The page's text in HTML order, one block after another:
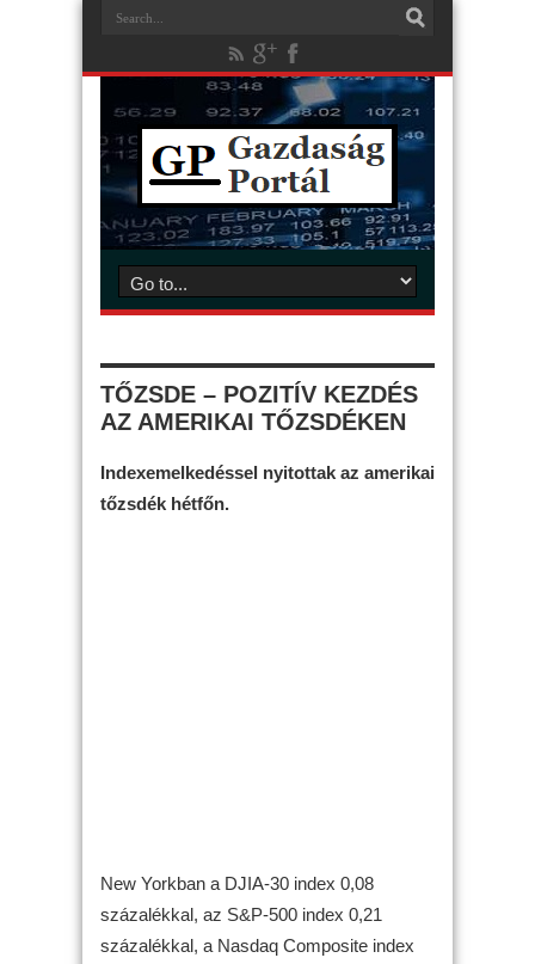
TŐZSDE – POZITÍV KEZDÉS
AZ AMERIKAI TŐZSDÉKEN
Indexemelkedéssel nyitottak az amerikai
tőzsdék hétfőn.
New Yorkban a DJIA-30 index 0,08
százalékkal, az S&P-500 index 0,21
százalékkal, a Nasdaq Composite index